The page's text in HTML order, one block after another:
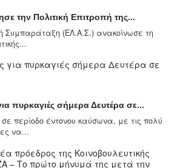
την Πολιτική Επιτροπή της...
Συμπαράταξη (ΕΛ.Α.Σ.) ανακοίνωσε τη
πυρκαγιές σήμερα Δευτέρα σε...
περίοδο έντονου καύσωνα, με τις πολύ
να...